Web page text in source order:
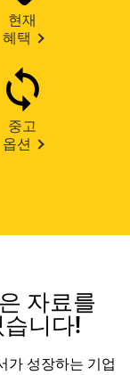
현재
혜택
중고
옵션
자료를
니다!
가 성장하는 기업